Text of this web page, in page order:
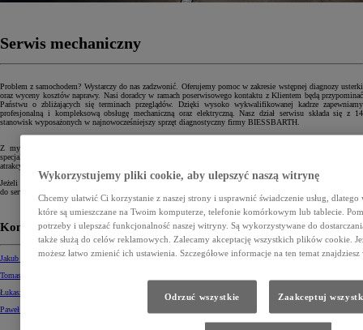
Serwis mechaniczny
Problem z samochodem? Wystarczy do nas zadzwonić. Oferujemy pomoc w zakresie wstępnej diagnozy usterki
oraz wyceny kosztów naprawy. Nasi doradcy w ramach poserwisowego kontaktu z Klientem będą przypominać
Państwu o zbliżających się terminach przeglądów. Dzięki wysoko wykwalifikowanej kadrze zapewniamy
profesjonalną i kompleksową obsługę mechaniczną oraz elektryczną. Nasz dział serwisu składa się z 14
stanowisk wyposażonych w najnowocześniejszy sprzęt diagnostyczny firmy BIESSBARTH.
Z myślą o Klientach posiadających samochody, w których skończyła się już gwarancja wprowadziliśmy
specjalną usługę “Serwis Dobrych Cen”. W ramach niej proponujemy szereg czynności serwisowych w bardzo
atrakcyjnych cenach.
Jeżeli zależy Państwu na najwyższym poziomie wykonanej naprawy oraz relatywnie niskiej cenie zapraszamy
do serwisu - gwarantujemy profesjonalną obsługę i krótki czas napraw.
Kontakt:
Jakub Kuncewicz, tel. +48 22 429 16 98, kom. +48 502 436 163
Tomasz Rubin
Łukasz Zagajewski
, tel. +48 22 429 16 92, kom. +48 502 436 169
Paweł Suwała
Wykorzystujemy pliki cookie, aby ulepszyć naszą witrynę
Chcemy ułatwić Ci korzystanie z naszej strony i usprawnić świadczenie usług,
które są umieszczane na Twoim komputerze, telefonie komórkowym lub tablecie.
potrzeby i ulepszać funkcjonalność naszej witryny. Są wykorzystywane do
także służą do celów reklamowych. Zalecamy akceptację wszystkich plików cookie.
możesz łatwo zmienić ich ustawienia. Szczegółowe informacje na ten temat znajdziesz
Odrzuć wszystkie Zaakceptuj